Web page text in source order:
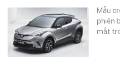
Mẫu
phiên
mắt